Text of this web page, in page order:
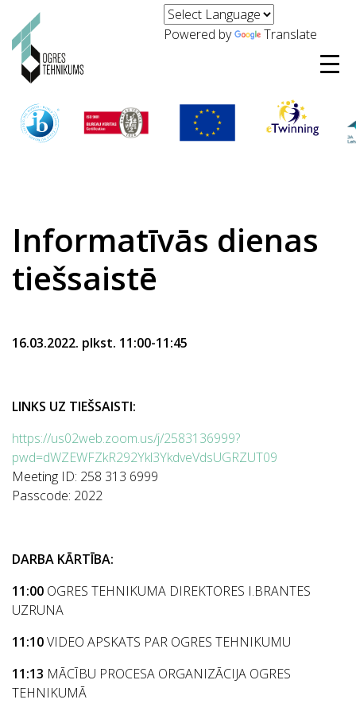
Powered by Translate
Informatīvās dienas
tiešsaistē
16.03.2022. plkst. 11:00-11:45
LINKS UZ TIEŠSAISTI:
https://us02web.zoom.us/j/2583136999?
pwd=dWZEWFZkR292Ykl3YkdveVdsUGRZUT09
Meeting ID: 258 313 6999
Passcode: 2022
DARBA KĀRTĪBA:
11:00 OGRES TEHNIKUMA DIREKTORES I.BRANTES
UZRUNA
11:10VIDEO APSKATS PAR OGRES TEHNIKUMU
11:13 MĀCĪBU PROCESA ORGANIZĀCIJA OGRES
TEHNIKUMĀ